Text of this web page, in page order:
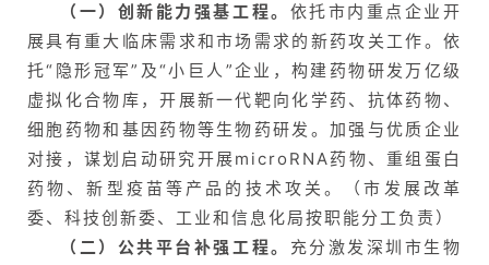
床
转
化
会
展
活
登录 注册
（一）创新能力强基工程。 依托市内重点企业开
展具有重大临床需求和市场需求的新药攻关工作。依
托“隐形冠军”及“小巨人”企业，构建药物研发万亿级
虚拟化合物库，开展新一代靶向化学药、抗体药物、
细胞药物和基因药物等生物药研发。加强与优质企业
对接，谋划启动研究开展microRNA药物、重组蛋白
药物、新型疫苗等产品的技术攻关。（市发展改革
委、科技创新委、工业和信息化局按职能分工负责）
（二）公共平台补强工程。 充分激发深圳市生物